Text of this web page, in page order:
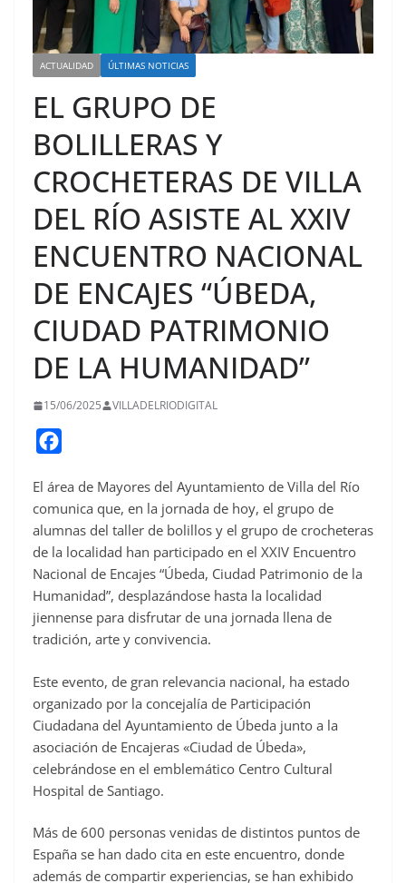
ACTUALIDAD ÚLTIMAS NOTICIAS
EL GRUPO DE
BOLILLERAS Y
CROCHETERAS DE VILLA
DEL RÍO ASISTE AL XXIV
ENCUENTRO NACIONAL
DE ENCAJES “ÚBEDA,
CIUDAD PATRIMONIO
DE LA HUMANIDAD”
15/06/2025 VILLADELRIODIGITAL
c
e
b
o
o
k
El área de Mayores del Ayuntamiento de Villa del Río
comunica que, en la jornada de hoy, el grupo de
alumnas del taller de bolillos y el grupo de crocheteras
de la localidad han participado en el XXIV Encuentro
Nacional de Encajes “Úbeda, Ciudad Patrimonio de la
Humanidad”, desplazándose hasta la localidad
jiennense para disfrutar de una jornada llena de
tradición, arte y convivencia.
Este evento, de gran relevancia nacional, ha estado
organizado por la concejalía de Participación
Ciudadana del Ayuntamiento de Úbeda junto a la
asociación de Encajeras «Ciudad de Úbeda»,
celebrándose en el emblemático Centro Cultural
Hospital de Santiago.
Más de 600 personas venidas de distintos puntos de
España se han dado cita en este encuentro, donde
además de compartir experiencias, se han exhibido